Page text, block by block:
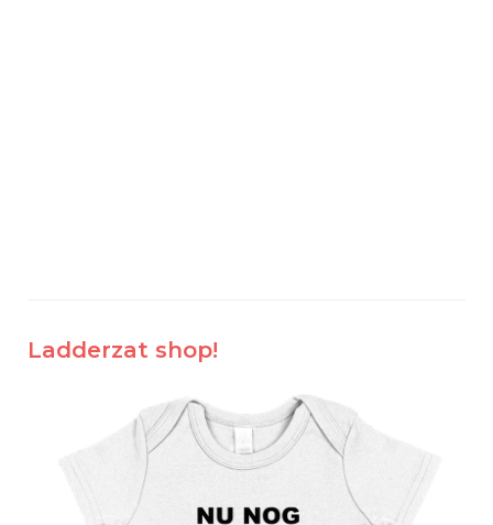
Ladderzat shop!